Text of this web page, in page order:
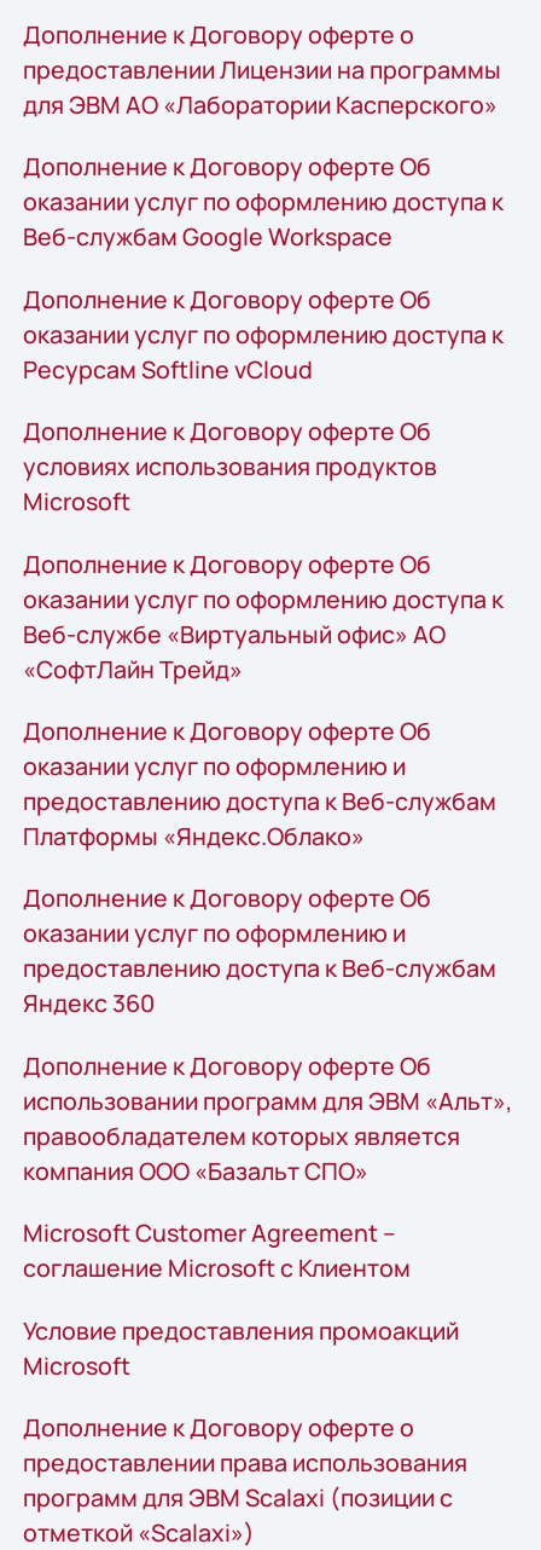
Дополнение к Договору оферте о
предоставлении Лицензии на программы
для ЭВМ АО «Лаборатории Касперского»
Дополнение к Договору оферте Об
оказании услуг по оформлению доступа к
Веб-службам Google Workspace
Дополнение к Договору оферте Об
оказании услуг по оформлению доступа к
Ресурсам Softline vCloud
Дополнение к Договору оферте Об
условиях использования продуктов
Microsoft
Дополнение к Договору оферте Об
оказании услуг по оформлению доступа к
Веб-службе «Виртуальный офис» АО
«СофтЛайн Трейд»
Дополнение к Договору оферте Об
оказании услуг по оформлению и
предоставлению доступа к Веб-службам
Платформы «Яндекс.Облако»
Дополнение к Договору оферте Об
оказании услуг по оформлению и
предоставлению доступа к Веб-службам
Яндекс 360
Дополнение к Договору оферте Об
использовании программ для ЭВМ «Альт»,
правообладателем которых является
компания ООО «Базальт СПО»
Microsoft Customer Agreement –
соглашение Microsoft c Клиентом
Условие предоставления промоакций
Microsoft
Дополнение к Договору оферте о
предоставлении права использования
программ для ЭВМ Scalaxi (позиции с
отметкой «Scalaxi»)